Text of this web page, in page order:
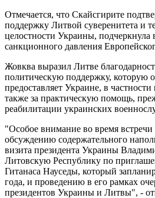
Отмечается, что Скайсгирите
поддержку Литвой суверенитета и
целостности Украины, подчеркнула
санкционного давления
Жовква выразил Литве
политическую поддержку,
предоставляет Украине, в
также за практическую помощь,
реабилитации украинских
"Особое внимание во время
обсуждению содержательного
визита президента Украины
Литовскую Республику по
Гитанаса Науседы, который
года, и проведению в его рамках
президентов Украины и Литвы", -